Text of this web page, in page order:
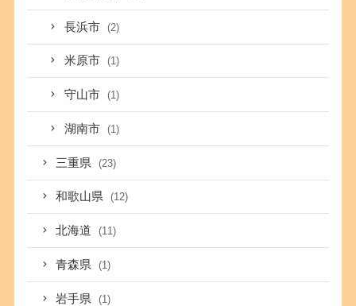
長浜市 (2)
米原市 (1)
守山市 (1)
湖南市 (1)
三重県 (23)
和歌山県 (12)
北海道 (11)
青森県 (1)
岩手県 (1)